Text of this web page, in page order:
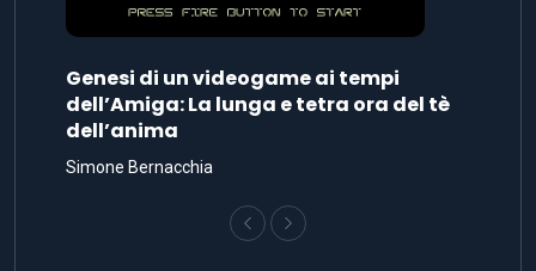
Genesi di un videogame ai tempi
dell’Amiga: La lunga e tetra ora del tè
dell’anima
Simone Bernacchia